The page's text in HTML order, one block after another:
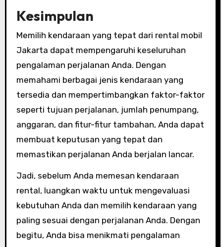
Kesimpulan
Memilih kendaraan yang tepat dari rental mobil
Jakarta dapat mempengaruhi keseluruhan
pengalaman perjalanan Anda. Dengan
memahami berbagai jenis kendaraan yang
tersedia dan mempertimbangkan faktor-faktor
seperti tujuan perjalanan, jumlah penumpang,
anggaran, dan fitur-fitur tambahan, Anda dapat
membuat keputusan yang tepat dan
memastikan perjalanan Anda berjalan lancar.
Jadi, sebelum Anda memesan kendaraan
rental, luangkan waktu untuk mengevaluasi
kebutuhan Anda dan memilih kendaraan yang
paling sesuai dengan perjalanan Anda. Dengan
begitu, Anda bisa menikmati pengalaman